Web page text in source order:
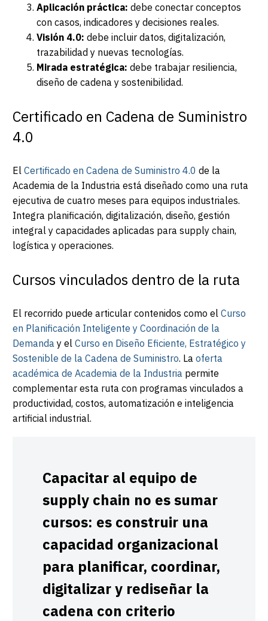
Aplicación práctica: debe conectar conceptos
con casos, indicadores y decisiones reales.
Visión 4.0: debe incluir datos, digitalización,
trazabilidad y nuevas tecnologías.
Mirada estratégica: debe trabajar resiliencia,
diseño de cadena y sostenibilidad.
Certificado en Cadena de Suministro
4.0
El Certificado en Cadena de Suministro 4.0 de la
Academia de la Industria está diseñado como una ruta
ejecutiva de cuatro meses para equipos industriales.
Integra planificación, digitalización, diseño, gestión
integral y capacidades aplicadas para supply chain,
logística y operaciones.
Cursos vinculados dentro de la ruta
El recorrido puede articular contenidos como el Curso
en Planificación Inteligente y Coordinación de la
Demanda y el Curso en Diseño Eficiente, Estratégico y
Sostenible de la Cadena de Suministro. La oferta
académica de Academia de la Industria permite
complementar esta ruta con programas vinculados a
productividad, costos, automatización e inteligencia
artificial industrial.
Capacitar al equipo de
supply chain no es sumar
cursos: es construir una
capacidad organizacional
para planificar, coordinar,
digitalizar y rediseñar la
cadena con criterio